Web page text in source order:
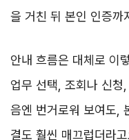
을 거친 뒤 본인 인증까
안내 흐름은 대체로 이
업무 선택, 조회나 신청
음엔 번거로워 보여도,
결도 훨씬 매끄럽더라